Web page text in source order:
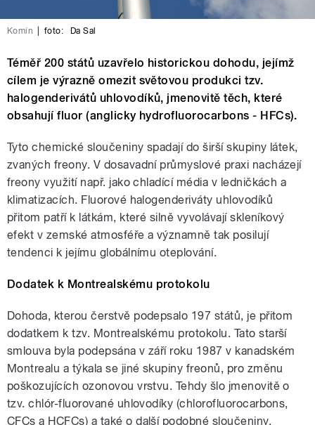
Komín foto: Da Sal
Téměř 200 států uzavřelo historickou dohodu, jejímž
cílem je výrazně omezit světovou produkci tzv.
halogenderivátů uhlovodíků, jmenovitě těch, které
obsahují fluor (anglicky hydrofluorocarbons - HFCs).
Tyto chemické sloučeniny spadají do širší skupiny látek,
zvaných freony. V dosavadní průmyslové praxi nacházejí
freony využití např. jako chladící média v ledničkách a
klimatizacích. Fluorové halogenderiváty uhlovodíků
přitom patří k látkám, které silně vyvolávají skleníkový
efekt v zemské atmosféře a významně tak posilují
tendenci k jejímu globálnímu oteplování.
Dodatek k Montrealskému protokolu
Dohoda, kterou čerstvě podepsalo 197 států, je přitom
dodatkem k tzv. Montrealskému protokolu. Tato starší
smlouva byla podepsána v září roku 1987 v kanadském
Montrealu a týkala se jiné skupiny freonů, pro změnu
poškozujících ozonovou vrstvu. Tehdy šlo jmenovitě o
tzv. chlór-fluorované uhlovodíky (chlorofluorocarbons,
CFCs a HCFCs) a také o další podobné sloučeniny,